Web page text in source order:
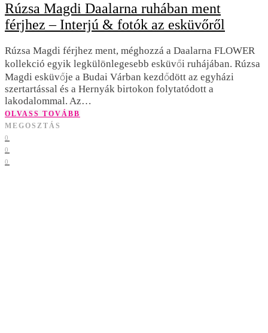
Rúzsa Magdi Daalarna ruhában ment
férjhez – Interjú & fotók az esküvőről
Rúzsa Magdi férjhez ment, méghozzá a Daalarna FLOWER
kollekció egyik legkülönlegesebb esküvői ruhájában. Rúzsa
Magdi esküvője a Budai Várban kezdődött az egyházi
szertartással és a Hernyák birtokon folytatódott a
lakodalommal. Az…
OLVASS TOVÁBB
MEGOSZTÁS
0
0
0